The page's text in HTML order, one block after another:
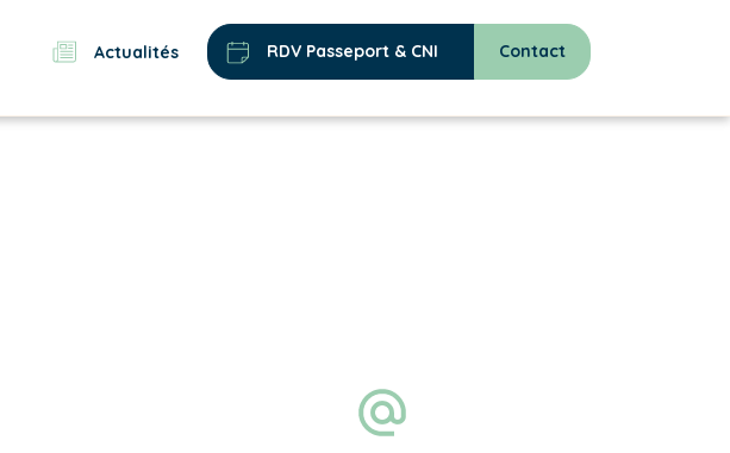
Actualités RDV Passeport & CNI Contact